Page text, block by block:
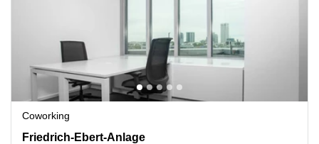
Coworking
Friedrich-Ebert-Anlage 49, Frankfurt Innenstadt
Friedrich-Ebert-Anlage